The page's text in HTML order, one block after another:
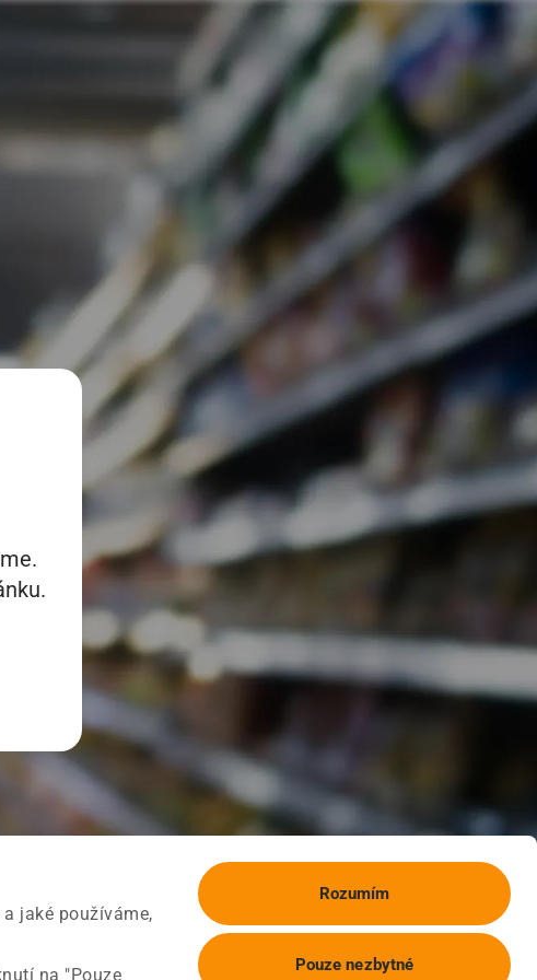
jaké používáme,
na "Pouze
Rozumím
Pouze nezbytné